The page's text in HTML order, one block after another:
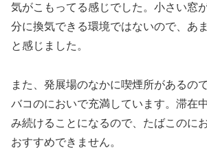
気がこもってる感じでした。小さい窓
分に換気できる環境ではないので、あ
と感じました。
また、発展場のなかに喫煙所があるの
バコのにおいで充満しています。滞在
み続けることになるので、たばこのに
おすすめできません。